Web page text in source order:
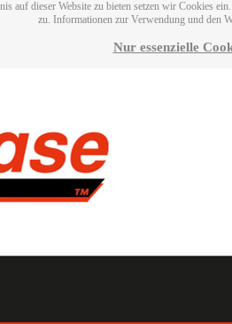
auf dieser Website zu bieten setzen wir Cookies
zu. Informationen zur Verwendung und den
Nur essenzielle